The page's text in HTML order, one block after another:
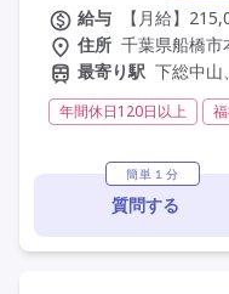
給与
【月給】
住所 千葉県船橋
最寄り駅 下総中山
年間休日120日以上
社会保険完備
学歴不問
定年60歳以上
簡単１分
質問する